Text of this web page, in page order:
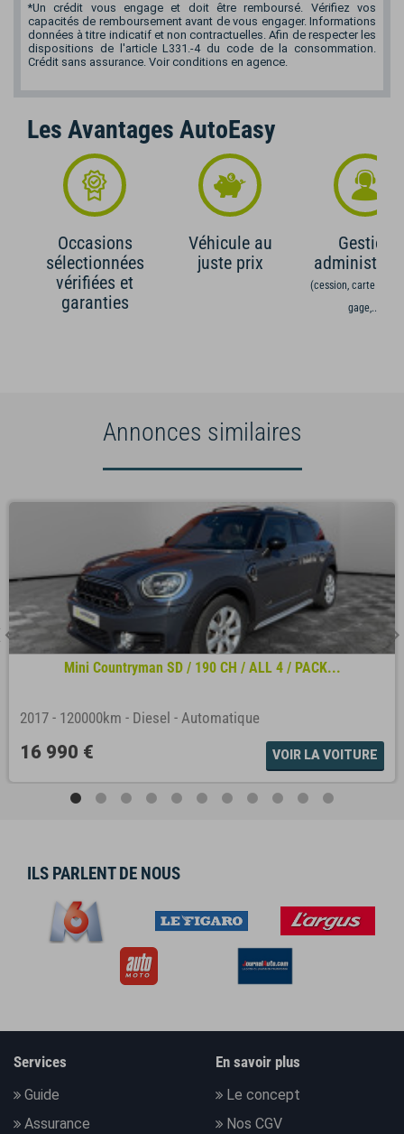
*Un crédit vous engage et doit être remboursé. Vérifiez vos
capacités de remboursement avant de vous engager. Informations
données à titre indicatif et non contractuelles. Afin de respecter les
dispositions de l'article L331.-4 du code de la consommation.
Crédit sans assurance. Voir conditions en agence.
Les Avantages AutoEasy
Occasions
sélectionnées
vérifiées et
garanties
Véhicule au
juste prix
Gestion
(cession, carte grise,
gage,...)
Annonces similaires
Mini Countryman SD / 190 CH / ALL 4 / PACK...
2017 - 120000km - Diesel - Automatique
16 990 € VOIR LA VOITURE
ILS PARLENT DE NOUS
Services
Guide
Assurance
En savoir plus
Le concept
Nos CGV